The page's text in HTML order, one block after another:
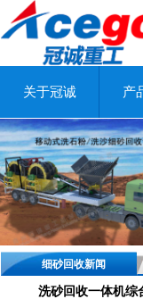
关于冠诚 产
细砂回收新闻
洗砂回收一体机综